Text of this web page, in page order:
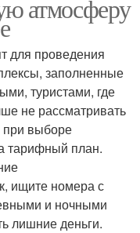
атмосферу
для проведения
заполненные
туристами, где
не рассматривать
при выборе
тарифный план.
ищите номера с
и ночными
лишние деньги.